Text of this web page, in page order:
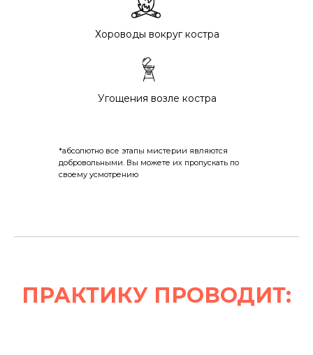
Хороводы вокруг костра
Угощения возле костра
*абсолютно все этапы мистерии являются
добровольными. Вы можете их пропускать по
своему усмотрению
ПРАКТИКУ ПРОВОДИТ: